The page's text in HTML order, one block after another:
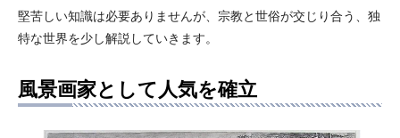
堅苦しい知識は必要ありませんが、宗教と世俗が交じり合う、独
特な世界を少し解説していきます。
風景画家として人気を確立